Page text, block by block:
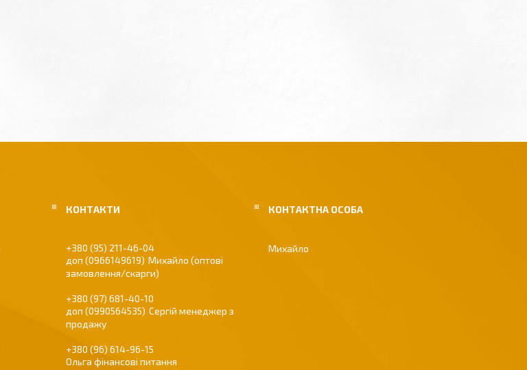
+380 (95) 211-46-04
0966149619
Михайло (оптові
замовлення/скарги)
+380 (97) 681-40-10
0990564535
Сергій менеджер з
продажу
+380 (96) 614-96-15
Ольга фінансові питання
Михайло